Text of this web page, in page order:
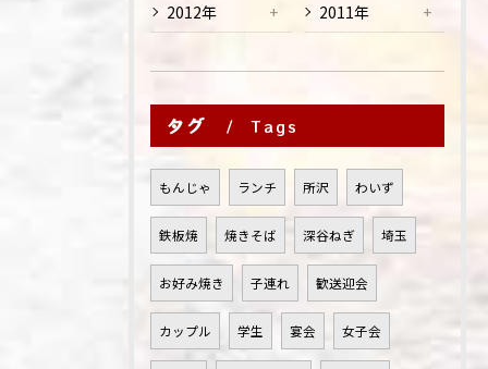
2012年 2011年
タグ Tags
もんじゃ ランチ 所沢 わいず
鉄板焼 焼きそば 深谷ねぎ 埼玉
お好み焼き 子連れ 歓送迎会
カップル 学生 宴会 女子会